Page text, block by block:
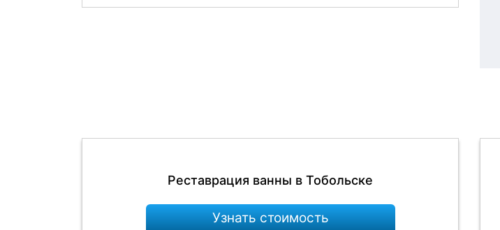
Реставрация ванны в Тобольске
Узнать стоимость